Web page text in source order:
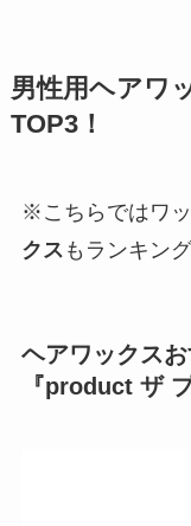
男性用ヘアワ
TOP3！
※こちらではワ
クス もランキン
ヘアワックス
『product ザ